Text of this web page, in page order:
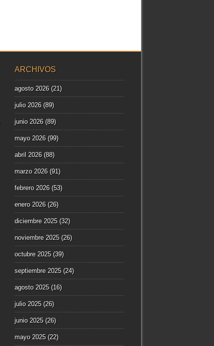
ARCHIVOS
agosto 2026(21)
julio 2026(89)
junio 2026(89)
mayo 2026(99)
abril 2026(88)
marzo 2026(91)
febrero 2026(53)
enero 2026(26)
diciembre 2025(32)
noviembre 2025(26)
octubre 2025(39)
septiembre 2025(24)
agosto 2025(16)
julio 2025(26)
junio 2025(26)
mayo 2025(22)